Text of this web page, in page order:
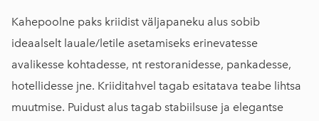
Kahepoolne paks kriidist väljapaneku alus sobib
ideaalselt lauale/letile asetamiseks erinevatesse
avalikesse kohtadesse, nt restoranidesse, pankadesse,
hotellidesse jne. Kriiditahvel tagab esitatava teabe lihtsa
muutmise. Puidust alus tagab stabiilsuse ja elegantse